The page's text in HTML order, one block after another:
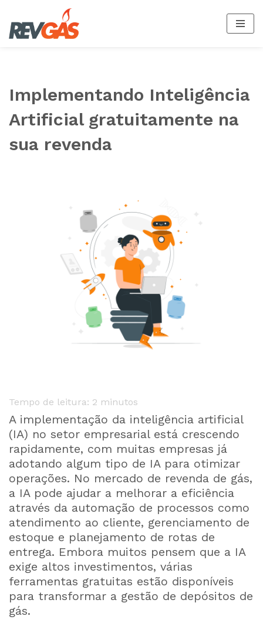
Pular
Implementando Inteligência
Artificial gratuitamente na
sua revenda
Tempo de leitura: 2 minutos
A implementação da inteligência artificial
(IA) no setor empresarial está crescendo
rapidamente, com muitas empresas já
adotando algum tipo de IA para otimizar
operações. No mercado de revenda de gás,
a IA pode ajudar a melhorar a eficiência
através da automação de processos como
atendimento ao cliente, gerenciamento de
estoque e planejamento de rotas de
entrega. Embora muitos pensem que a IA
exige altos investimentos, várias
ferramentas gratuitas estão disponíveis
para transformar a gestão de depósitos de
gás.